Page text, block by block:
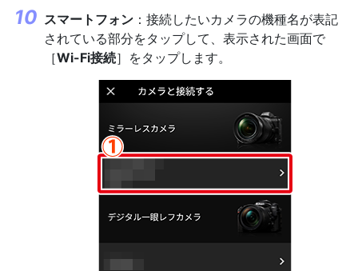
スマートフォン ：接続したいカメラの機種名が表記
されている部分をタップして、表示された画面で
［Wi-Fi接続］をタップします。